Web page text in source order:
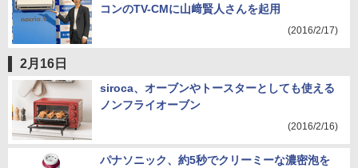
コンのTV-CMに山﨑賢人さんを起用
(2016/2/17)
2月16日
siroca、オーブンやトースターとしても使える
ノンフライオーブン
(2016/2/16)
パナソニック、約5秒でクリーミーな濃密泡を